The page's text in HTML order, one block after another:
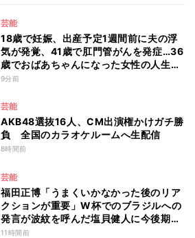
芸能
18歳で妊娠、出産予定1週間前に夫の浮
気が発覚、41歳で肛門管がんを発症…36
歳でおばあちゃんになった女性の人生に
島田珠代も思わず涙 『愛のハイエナ
9分前
芸能
AKB48選抜16人、CM出演権かけガチ勝
負 全国のカラオケルームへ生配信
8時間前
芸能
福田正博「うまくいかなかった後のリア
クションが重要」W杯でのブラジルへの
発言が波紋を呼んだ塩貝健人に今後期待
することは？
11時間前